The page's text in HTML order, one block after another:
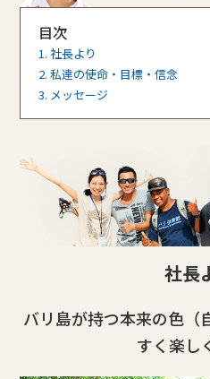
目次
1. 社長より
2. 私達の使命・目標・信念
3. メッセージ
社長
バリ島が持つ本来の色（
すく楽し